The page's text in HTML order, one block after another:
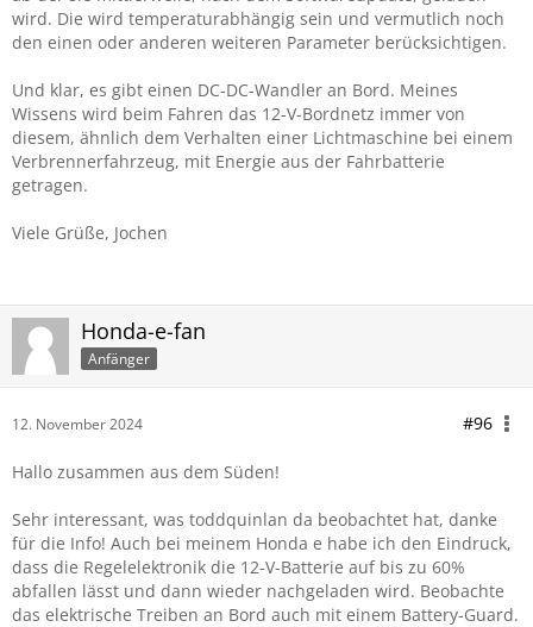
wird. Die wird temperaturabhängig sein und vermutlich noch
den einen oder anderen weiteren Parameter berücksichtigen.
Und klar, es gibt einen DC-DC-Wandler an Bord. Meines
Wissens wird beim Fahren das 12-V-Bordnetz immer von
diesem, ähnlich dem Verhalten einer Lichtmaschine bei einem
Verbrennerfahrzeug, mit Energie aus der Fahrbatterie
getragen.
Viele Grüße, Jochen
Honda-e-fan
Anfänger
12. November 2024 #96
Hallo zusammen aus dem Süden!
Sehr interessant, was toddquinlan da beobachtet hat, danke
für die Info! Auch bei meinem Honda e habe ich den Eindruck,
dass die Regelelektronik die 12-V-Batterie auf bis zu 60%
abfallen lässt und dann wieder nachgeladen wird. Beobachte
das elektrische Treiben an Bord auch mit einem Battery-Guard.